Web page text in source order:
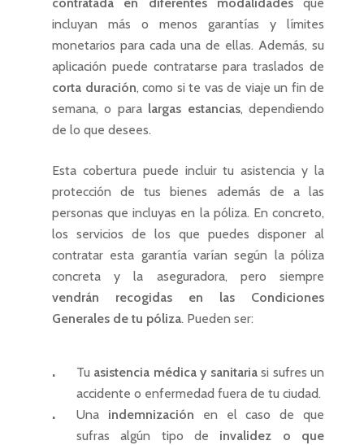
incluyan más o menos garantías y límites
monetarios para cada una de ellas. Además, su
aplicación puede contratarse para traslados de
corta duración, como si te vas de viaje un fin de
semana, o para largas estancias, dependiendo
de lo que desees.
Esta cobertura puede incluir tu asistencia y la
protección de tus bienes además de a las
personas que incluyas en la póliza. En concreto,
los servicios de los que puedes disponer al
contratar esta garantía varían según la póliza
concreta y la aseguradora, pero siempre
vendrán recogidas en las Condiciones
Generales de tu póliza. Pueden ser:
Tu asistencia médica y sanitariasi sufres un
accidente o enfermedad fuera de tu ciudad.
Una indemnización en el caso de que
sufras algún tipo de invalidez o que